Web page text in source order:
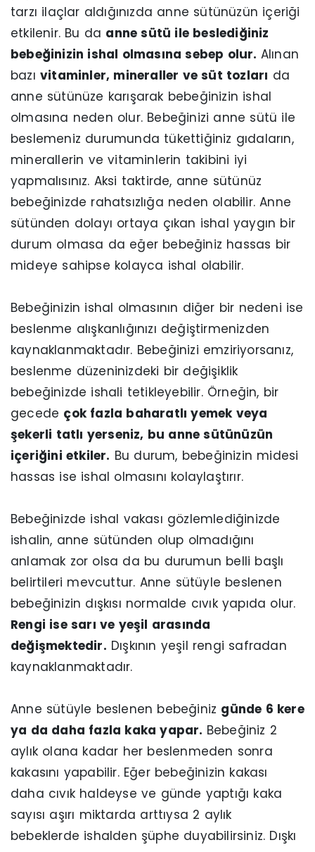
tarzı ilaçlar aldığınızda anne sütünüzün içeriği
etkilenir. Bu da anne sütü ile beslediğiniz
bebeğinizin ishal olmasına sebep olur. Alınan
bazı vitaminler, mineraller ve süt tozları da
anne sütünüze karışarak bebeğinizin ishal
olmasına neden olur. Bebeğinizi anne sütü ile
beslemeniz durumunda tükettiğiniz gıdaların,
minerallerin ve vitaminlerin takibini iyi
yapmalısınız. Aksi taktirde, anne sütünüz
bebeğinizde rahatsızlığa neden olabilir. Anne
sütünden dolayı ortaya çıkan ishal yaygın bir
durum olmasa da eğer bebeğiniz hassas bir
mideye sahipse kolayca ishal olabilir.
Bebeğinizin ishal olmasının diğer bir nedeni ise
beslenme alışkanlığınızı değiştirmenizden
kaynaklanmaktadır. Bebeğinizi emziriyorsanız,
beslenme düzeninizdeki bir değişiklik
bebeğinizde ishali tetikleyebilir. Örneğin, bir
gecede çok fazla baharatlı yemek veya
şekerli tatlı yerseniz, bu anne sütünüzün
içeriğini etkiler. Bu durum, bebeğinizin midesi
hassas ise ishal olmasını kolaylaştırır.
Bebeğinizde ishal vakası gözlemlediğinizde
ishalin, anne sütünden olup olmadığını
anlamak zor olsa da bu durumun belli başlı
belirtileri mevcuttur. Anne sütüyle beslenen
bebeğinizin dışkısı normalde cıvık yapıda olur.
Rengi ise sarı ve yeşil arasında
değişmektedir. Dışkının yeşil rengi safradan
kaynaklanmaktadır.
Anne sütüyle beslenen bebeğiniz günde 6 kere
ya da daha fazla kaka yapar. Bebeğiniz 2
aylık olana kadar her beslenmeden sonra
kakasını yapabilir. Eğer bebeğinizin kakası
daha cıvık haldeyse ve günde yaptığı kaka
sayısı aşırı miktarda arttıysa 2 aylık
bebeklerde ishalden şüphe duyabilirsiniz. Dışkı